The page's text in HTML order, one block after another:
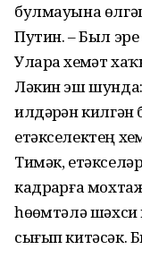
булмауына
Путин. – Был
Уларҙа хеҙмәт
Ләкин эш шунда:
илдәрҙән килгән
етәкселектең
Тимәк,
кадрҙарға
һөҙөмтәлә
сығып китәсәк.